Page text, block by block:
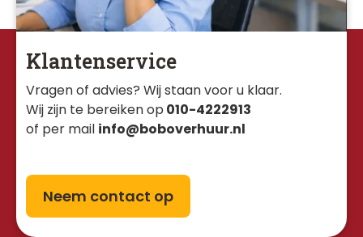
Klantenservice
Vragen of advies? Wij staan voor u klaar.
Wij zijn te bereiken op 010-4222913
of per mail info@boboverhuur.nl
Neem contact op